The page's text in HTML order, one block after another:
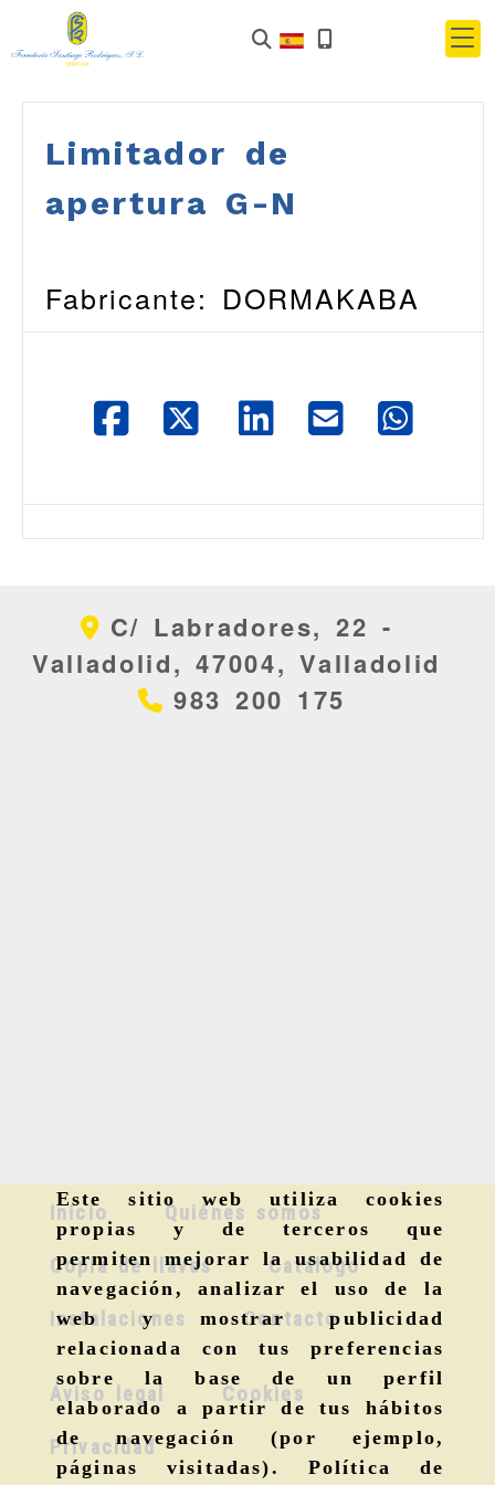
Este sitio web utiliza cookies
propias y de terceros que
permiten mejorar la usabilidad de
navegación, analizar el uso de la
web y mostrar publicidad
relacionada con tus preferencias
sobre la base de un perfil
elaborado a partir de tus hábitos
de navegación (por ejemplo,
páginas visitadas). Política de
Limitador de
apertura G-N
Fabricante: DORMAKABA
C/ Labradores, 22 -
Valladolid,47004,Valladolid
983 200 175
Inicio Quiénes somos
Copia de llaves Catálogo
Instalaciones Contacto
Aviso legal Cookies
Privacidad